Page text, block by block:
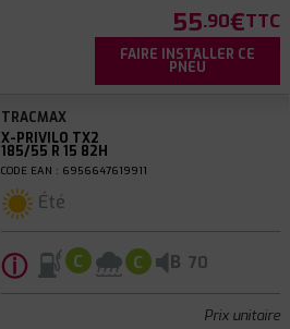
55.90€TTC
FAIRE INSTALLER CE
PNEU
TRACMAX
X-PRIVILO TX2
185/55 R 15 82H
CODE EAN : 6956647619911
Été
ⓘ C C B 70
Prix unitaire